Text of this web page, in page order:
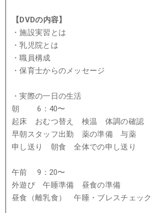
【DVDの内容】
・施設実習とは
・乳児院とは
・職員構成
・保育士からのメッセージ
・実際の一日の生活
朝 6：40〜
起床 おむつ替え 検温 体調の確認
早朝スタッフ出勤 薬の準備 与薬
申し送り 朝食 全体での申し送り
午前 9：20〜
外遊び 午睡準備 昼食の準備
昼食（離乳食） 午睡・ブレスチェック